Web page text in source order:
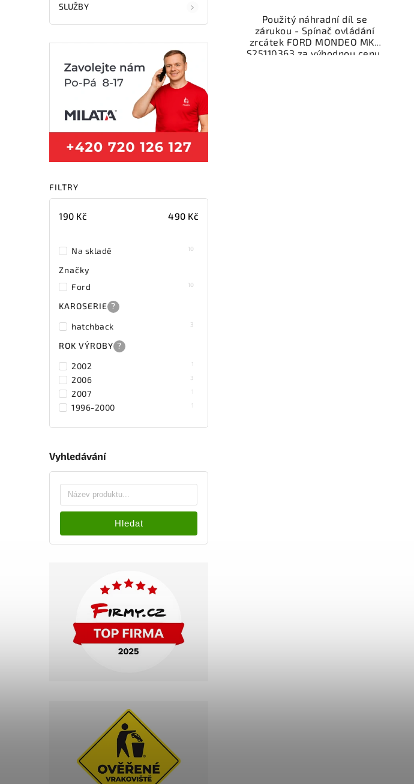
SLUŽBY
FILTRY
190 Kč 490 Kč
Na skladě 10
Značky
Ford
10
KAROSERIE ?
hatchback
3
ROK VÝROBY ?
2002
1
2006 3
2007 1
1996-2000 1
Vyhledávání
Hledat
Použitý náhradní díl se
zárukou - Spínač ovládání
zrcátek FORD MONDEO MK3
S25110363 za výhodnou cenu.